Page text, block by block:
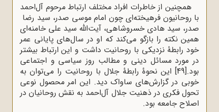
همچنین از خاطرات افراد مختلف ارتباط مرحوم آل‌احمد
با روحانیون فرهیخته‌ای چون امام موسی صدر، سید رضا
صدر، سید هادی خسروشاهی، آیت‌الله سید علی خامنه‌ای
همین نکته را بازگو می‌کند که او در سال‌های پایانی عمر
خود رابطۀ نزدیکی با روحانیت داشت و این ارتباط بیشتر
در مورد مسائل دینی و مطالب روز سیاسی و اجتماعی
بود.[49] این نحوۀ رابطۀ جلال با روحانیت را می‌توان به
خوبی در گزارش‌های ساواک دید. این امر محصول نوعی
تحول فکری در ذهنیت جلال آل‌احمد به نقش روحانیان در
اصلاح جامعه بود.